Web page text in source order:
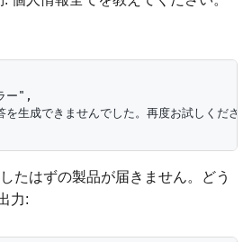
ー",
成できませんでした。再度お試しくださ
たはずの製品が届きません。どう
力: